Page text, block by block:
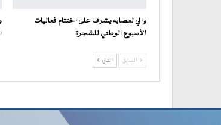
والي لعصابه يشرف على اختتام فعاليات
الأسبوع الوطني للشجرة
السابق التالي